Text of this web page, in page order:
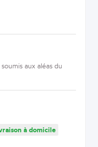
aux aléas du
à domicile